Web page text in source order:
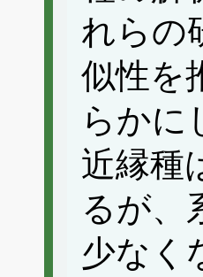
れらの
似性を
らかに
近縁種
るが、
少なく